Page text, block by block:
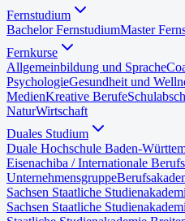
Fernstudium
Bachelor FernstudiumMaster
Fernkurse
Allgemeinbildung und Sprache
PsychologieGesundheit und
MedienKreative Berufe
NaturWirtschaft
Duales Studium
Duale Hochschule Baden-
Eisenachiba / Internationale
Unternehmensgruppe
Sachsen Staatliche
Sachsen Staatliche